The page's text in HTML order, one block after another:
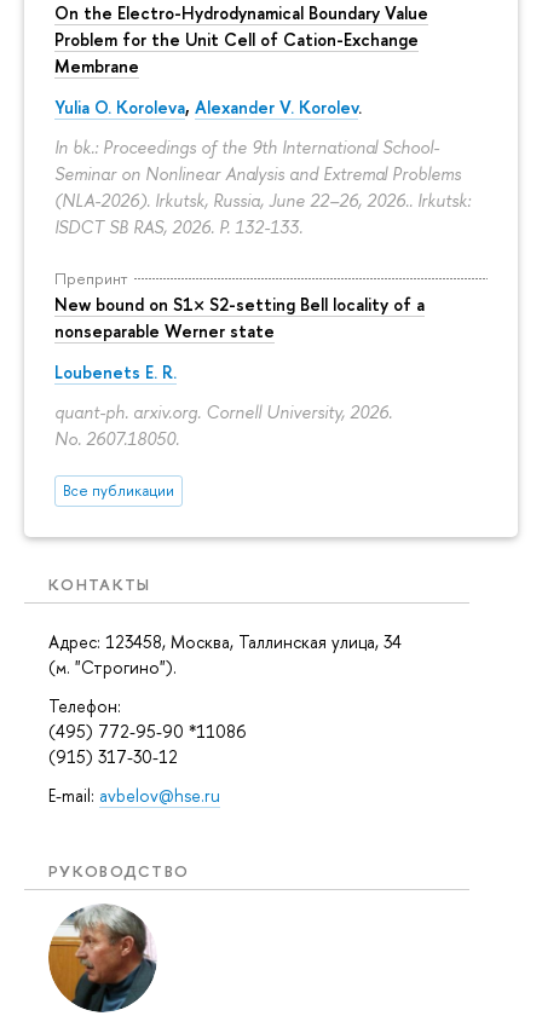
On the Electro-Hydrodynamical Boundary Value
Problem for the Unit Cell of Cation-Exchange
Membrane
Yulia O. Koroleva, Alexander V. Korolev.
In bk.: Proceedings of the 9th International School-
Seminar on Nonlinear Analysis and Extremal Problems
(NLA-2026). Irkutsk, Russia, June 22–26, 2026.. Irkutsk:
ISDCT SB RAS, 2026. P. 132-133.
Препринт
New bound on S1× S2-setting Bell locality of a
nonseparable Werner state
Loubenets E. R.
quant-ph. arxiv.org. Cornell University, 2026.
No. 2607.18050.
Все публикации
КОНТАКТЫ
Адрес: 123458, Москва, Таллинская улица, 34
(м. "Строгино").
Телефон:
(495) 772-95-90 *11086
(915) 317-30-12
E-mail: avbelov@hse.ru
РУКОВОДСТВО